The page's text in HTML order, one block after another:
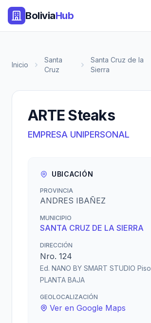
BoliviaHub
Inicio
Santa
Cruz
Santa Cruz de la
Sierra
ARTE Steaks
EMPRESA UNIPERSONAL
UBICACIÓN
PROVINCIA
ANDRES IBAÑEZ
MUNICIPIO
SANTA CRUZ DE LA SIERRA
DIRECCIÓN
Nro. 124
Ed. NANO BY SMART STUDIO Piso
PLANTA BAJA
GEOLOCALIZACIÓN
Ver en Google Maps